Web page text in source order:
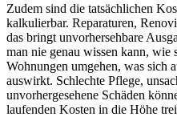
Zudem sind die tatsächlichen
kalkulierbar. Reparaturen,
das bringt unvorhersehbare
man nie genau wissen kann, wie
Wohnungen umgehen, was sich
auswirkt. Schlechte Pflege,
unvorhergesehene Schäden
laufenden Kosten in die Höhe